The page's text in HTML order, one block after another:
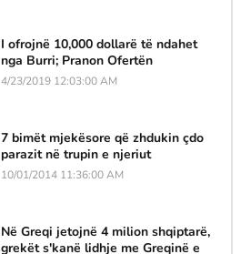
I ofrojnë 10,000 dollarë të ndahet
nga Burri; Pranon Ofertën
4/23/2019 12:03:00 AM
7 bimët mjekësore që zhdukin çdo
parazit në trupin e njeriut
10/01/2014 11:36:00 AM
Në Greqi jetojnë 4 milion shqiptarë,
grekët s'kanë lidhje me Greqinë e